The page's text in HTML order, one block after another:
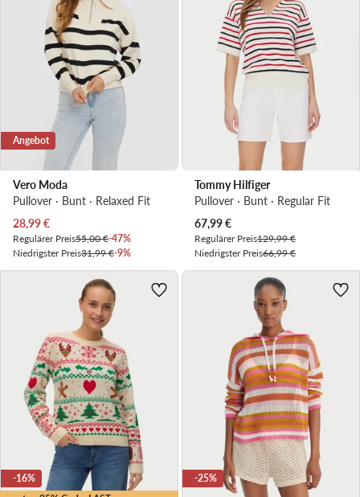
Angebot
Vero Moda
Pullover · Bunt · Relaxed Fit
Aktueller Preis
28,99€
Regulärer Preis55,00 €-47%
Niedrigster Preis31,99 €-9%
Tommy Hilfiger
Pullover · Bunt · Regular Fit
Aktueller Preis
67,99€
Regulärer Preis129,99 €
Niedrigster Preis66,99 €
-16% -25%